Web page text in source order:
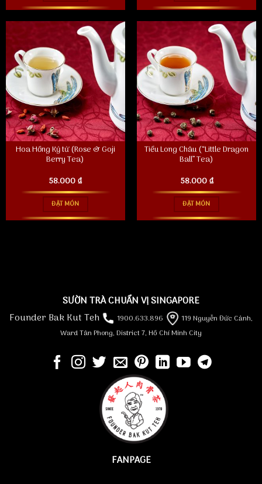
Hoa Hồng Kỷ tử (Rose & Goji
Berry Tea)
58.000₫
ĐẶT MÓN
Tiểu Long Châu (“Little Dragon
Ball” Tea)
58.000₫
ĐẶT MÓN
SƯỜN TRÀ CHUẨN VỊ SINGAPORE
Founder Bak Kut Teh
1900.633.896
119 Nguyễn Đức Cảnh,
Ward Tân Phong, District 7, Hồ Chí Minh City
FANPAGE